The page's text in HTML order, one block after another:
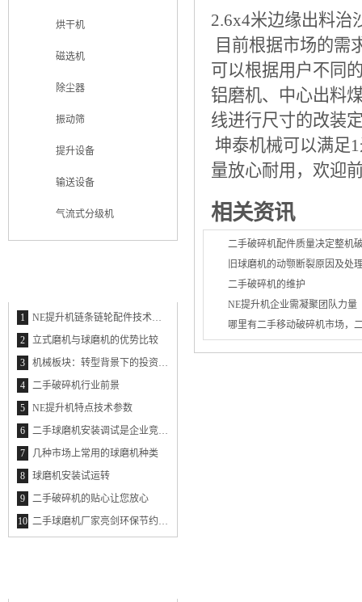
2.6x4米边缘出料治
目前根据市场的需
可以根据用户不同
铝磨机、中心出料
线进行尺寸的改装
坤泰机械可以满足
量放心耐用，欢迎
相关资讯
二手破碎机配件质量决定整机
旧球磨机的动颚断裂原因及处
二手破碎机的维护
NE提升机企业需凝聚团队力量
哪里有二手移动破碎机市场，
烘干机
磁选机
除尘器
振动筛
提升设备
输送设备
气流式分级机
1
NE提升机链条链轮配件技术参数
2
立式磨机与球磨机的优势比较
3
机械板块：转型背景下的投资新思维
4
二手破碎机行业前景
5
NE提升机特点技术参数
6
二手球磨机安装调试是企业竞争的利器
7
几种市场上常用的球磨机种类
8
球磨机安装试运转
9
二手破碎机的贴心让您放心
10 二手球磨机厂家亮剑环保节约市场